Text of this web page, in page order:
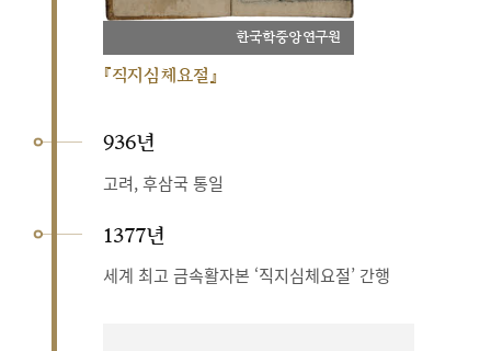
한국학중앙연구원
『직지심체요절』
936년
고려, 후삼국 통일
1377년
세계 최고 금속활자본 ‘직지심체요절’ 간행